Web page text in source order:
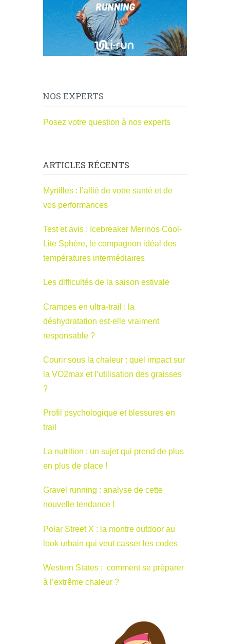
NOS EXPERTS
Posez votre question à nos experts
ARTICLES RÉCENTS
Myrtilles : l’allié de votre santé et de
vos performances
Test et avis : Icebreaker Merinos Cool-
Lite Sphère, le compagnon idéal des
températures intermédiaires
Les difficultés de la saison estivale
Crampes en ultra-trail : la
déshydratation est-elle vraiment
responsable ?
Courir sous la chaleur : quel impact sur
la VO2max et l’utilisation des graisses
?
Profil psychologique et blessures en
trail
La nutrition : un sujet qui prend de plus
en plus de place !
Gravel running : analyse de cette
nouvelle tendance !
Polar Street X : la montre outdoor au
look urbain qui veut casser les codes
Western States : comment se préparer
à l’extrême chaleur ?